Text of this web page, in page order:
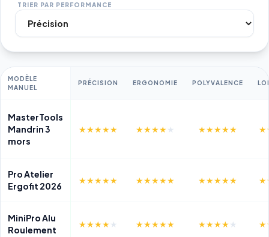
TRIER PAR PERFORMANCE
MODÈLE
MANUEL
PRÉCISION ERGONOMIE POLYVALENCE
MasterTools
Mandrin 3
mors
★★★★★ ★★★★★ ★★★★★
Pro Atelier
Ergofit 2026
★★★★★ ★★★★★ ★★★★★
MiniPro Alu
Roulement
★★★★★ ★★★★★ ★★★★★